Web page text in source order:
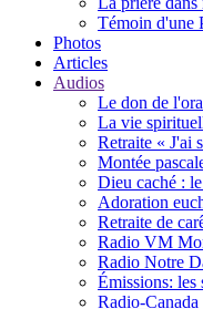
Témoin d'une
Photos
Articles
Audios
Le don de
La vie
Retraite « J'ai
Montée
Dieu caché :
Adoration
Retraite de
Radio VM
Radio Notre
Émissions: les
Radio-Canada